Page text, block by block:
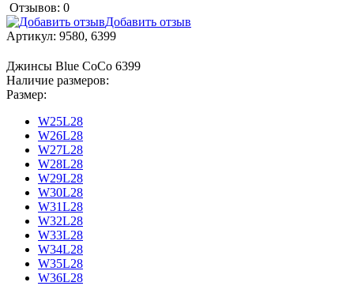
Отзывов: 0
Добавить отзыв
Артикул: 9580, 6399
Джинсы Blue CoCo 6399
Наличие размеров:
Размер:
W25L28
W26L28
W27L28
W28L28
W29L28
W30L28
W31L28
W32L28
W33L28
W34L28
W35L28
W36L28